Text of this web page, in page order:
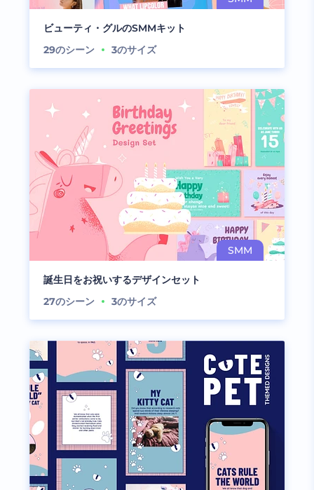
ビューティ・グルのSMMキット
29のシーン 3のサイズ
誕生日をお祝いするデザインセット
27のシーン 3のサイズ